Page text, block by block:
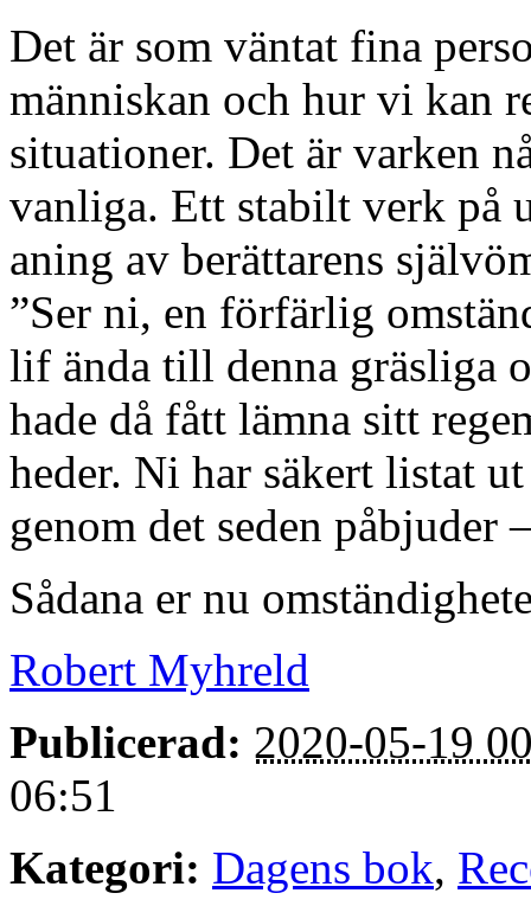
Det är som väntat fina
människan och hur vi kan
situationer. Det är varken
vanliga. Ett stabilt verk på
aning av berättarens
”Ser ni, en förfärlig
lif ända till denna gräsliga
hade då fått lämna sitt
heder. Ni har säkert listat
genom det seden påbjuder
Sådana er nu
Robert Myhreld
Publicerad: 2020-05-19
06:51
Kategori: Dagens bok,